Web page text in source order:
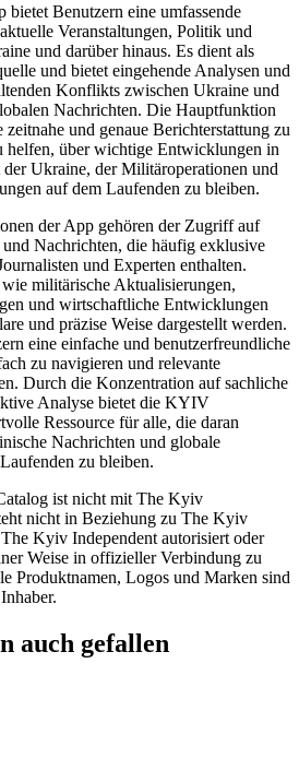
Benutzern eine umfassende
Veranstaltungen, Politik und
und darüber hinaus. Es dient als
und bietet eingehende Analysen und
Konflikts zwischen Ukraine und
Nachrichten. Die Hauptfunktion
und genaue Berichterstattung zu
helfen, über wichtige Entwicklungen in
Ukraine, der Militäroperationen und
auf dem Laufenden zu bleiben.
der App gehören der Zugriff auf
Nachrichten, die häufig exklusive
und Experten enthalten.
militärische Aktualisierungen,
und wirtschaftliche Entwicklungen
und präzise Weise dargestellt werden.
eine einfache und benutzerfreundliche
zu navigieren und relevante
Durch die Konzentration auf sachliche
Analyse bietet die KYIV
Ressource für alle, die daran
Nachrichten und globale
zu bleiben.
ist nicht mit The Kyiv
nicht in Beziehung zu The Kyiv
Kyiv Independent autorisiert oder
Weise in offizieller Verbindung zu
Produktnamen, Logos und Marken sind
auch gefallen